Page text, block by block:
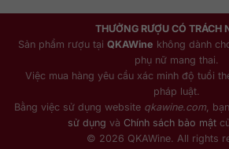
THƯỞNG RƯỢU CÓ TRÁCH
Sản phẩm rượu tại QKAWine không dành
phụ nữ mang thai.
Việc mua hàng yêu cầu xác minh độ tuổi
pháp luật.
Bằng việc sử dụng website qkawine.com ,
sử dụng và Chính sách bảo mật
© 2026 QKAWine. All rights